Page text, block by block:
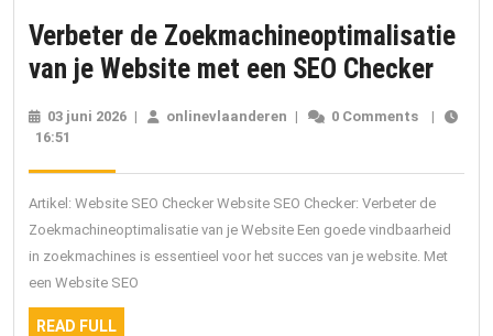
Verbeter de Zoekmachineoptimalisatie
van je Website met een SEO Checker
van
je
met
03 juni 2026 03
| onlinevlaanderen onlinevlaanderen
| 0 Comments
|
16:51
Artikel: Website SEO Checker Website SEO Checker: Verbeter de
Zoekmachineoptimalisatie van je Website Een goede vindbaarheid
in zoekmachines is essentieel voor het succes van je website. Met
een Website SEO
READ FULL